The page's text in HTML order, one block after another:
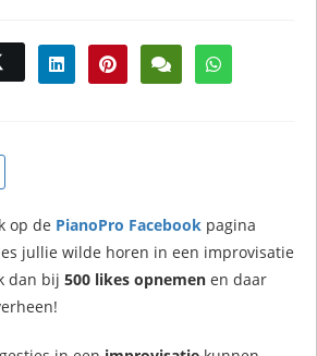
op de PianoPro Facebook pagina
jullie wilde horen in een improvisatie
dan bij 500 likes opnemen en daar